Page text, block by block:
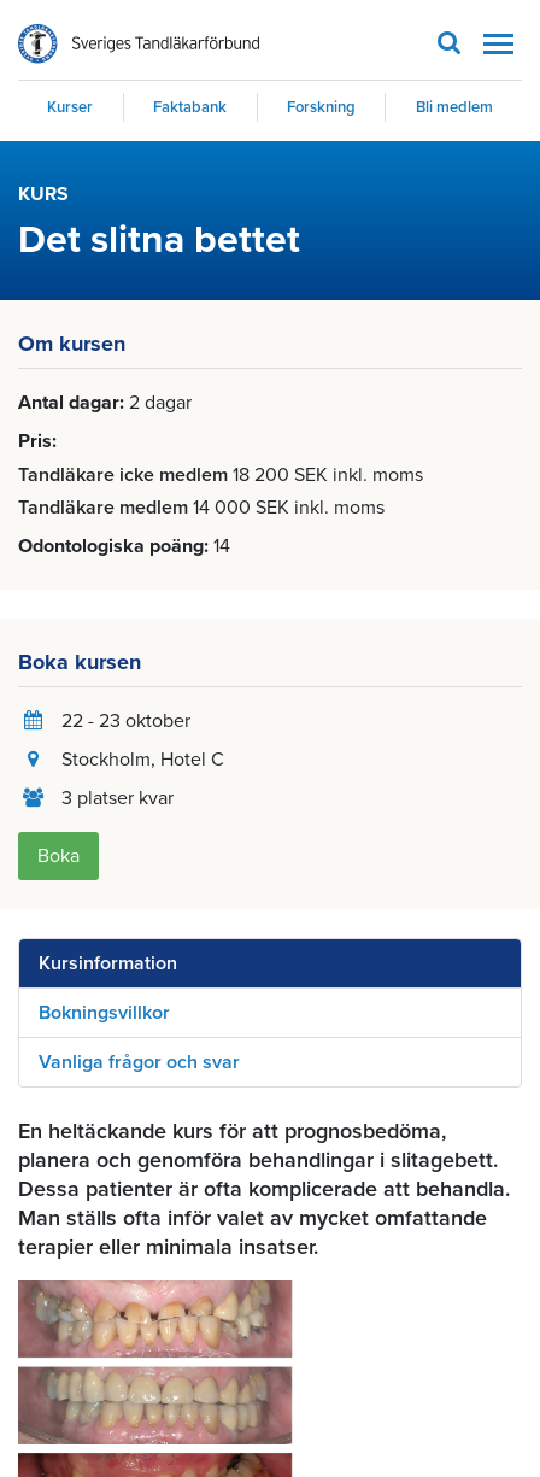
Kurser Faktabank Forskning Bli medlem
KURS
Det slitna bettet
Om kursen
Antal dagar 2 dagar
Pris
Tandläkare icke medlem 18 200 SEK inkl. moms
Tandläkare medlem 14 000 SEK inkl. moms
Odontologiska poäng 14
Boka kursen
22 - 23 oktober
Stockholm, Hotel C
3 platser kvar
Boka
Kursinformation
Bokningsvillkor
Vanliga frågor och svar
En heltäckande kurs för att prognosbedöma,
planera och genomföra behandlingar i slitagebett.
Dessa patienter är ofta komplicerade att behandla.
Man ställs ofta inför valet av mycket omfattande
terapier eller minimala insatser.